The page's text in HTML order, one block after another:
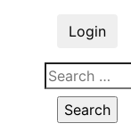
Login